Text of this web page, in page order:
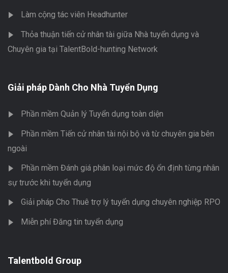
Làm cộng tác viên Headhunter
Thỏa thuận tiến cử nhân tài giữa Nhà tuyển dụng và
Chuyên gia tại TalentBold-hunting Network
Giải pháp Dành Cho Nhà Tuyển Dụng
Phần mềm Quản lý Tuyển dụng toàn diện
Phần mềm Tiến cử nhân tài nội bộ và từ chuyên gia bên
ngoài
Phần mềm Đánh giá phân loại mức độ ổn định từng nhân
sự trước khi tuyển dụng
Giải pháp Cho Thuê trợ lý tuyển dụng chuyên nghiệp RPO
Miễn phí Đăng tin tuyển dụng
Talentbold Group